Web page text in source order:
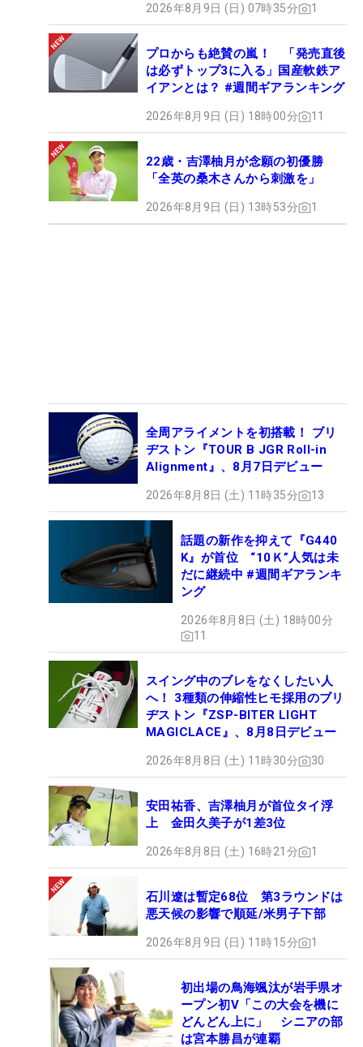
2026年8月9日 (日) 07時35分 1
プロからも絶賛の嵐！ 「発売直後
は必ずトップ3に入る」国産軟鉄ア
イアンとは？ #週間ギアランキング
2026年8月9日 (日) 18時00分 11
22歳・吉澤柚月が念願の初優勝
「全英の桑木さんから刺激を」
2026年8月9日 (日) 13時53分 1
全周アライメントを初搭載！ ブリ
ヂストン『TOUR B JGR Roll-in
Alignment』、8月7日デビュー
2026年8月8日 (土) 11時35分 13
話題の新作を抑えて『G440
K』が首位 “10Ｋ”人気は未
だに継続中 #週間ギアランキ
ング
2026年8月8日 (土) 18時00分
11
スイング中のブレをなくしたい人
へ！ 3種類の伸縮性ヒモ採用のブリ
ヂストン『ZSP-BITER LIGHT
MAGICLACE』、8月8日デビュー
2026年8月8日 (土) 11時30分 30
安田祐香、吉澤柚月が首位タイ浮
上 金田久美子が1差3位
2026年8月8日 (土) 16時21分 1
石川遼は暫定68位 第3ラウンドは
悪天候の影響で順延/米男子下部
2026年8月9日 (日) 11時15分 1
初出場の鳥海颯汰が岩手県オ
ープン初V「この大会を機に
どんどん上に」 シニアの部
は宮本勝昌が連覇